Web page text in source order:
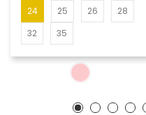
24 25 26
28
32
35